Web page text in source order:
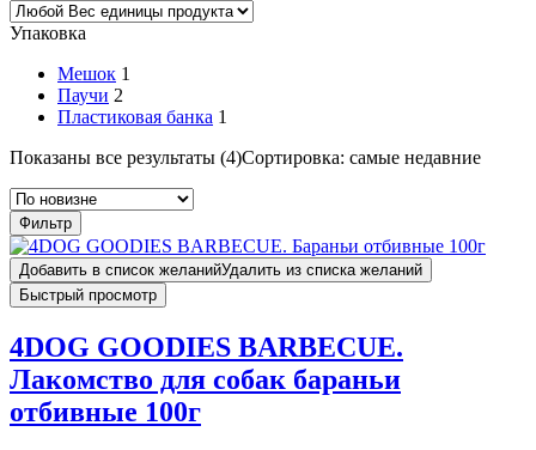
Упаковка
Мешок 1
Паучи 2
Пластиковая банка 1
Показаны все результаты (4)Сортировка: самые недавние
Фильтр
Добавить в список желанийУдалить из списка желаний
Быстрый просмотр
4DOG GOODIES BARBECUE.
Лакомство для собак бараньи
отбивные 100г